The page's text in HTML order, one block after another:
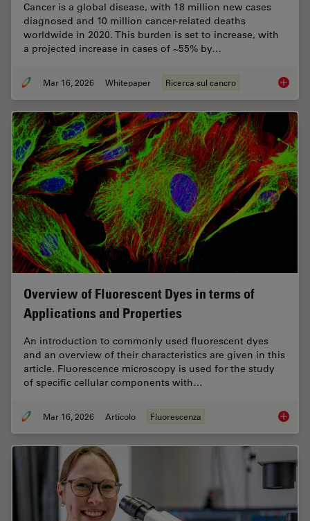
Cancer is a global disease, with 18 million new cases
diagnosed and 10 million cancer-related deaths
worldwide in 2020. This burden is set to increase, with
a projected increase in cases of ~55% by…
Mar 16, 2026 Whitepaper Ricerca sul cancro
Overview of Fluorescent Dyes in terms of
Applications and Properties
An introduction to commonly used fluorescent dyes
and an overview of their characteristics are given in this
article. Fluorescence microscopy is used for the study
of specific cellular components with…
Mar 16, 2026 Articolo Fluorescenza